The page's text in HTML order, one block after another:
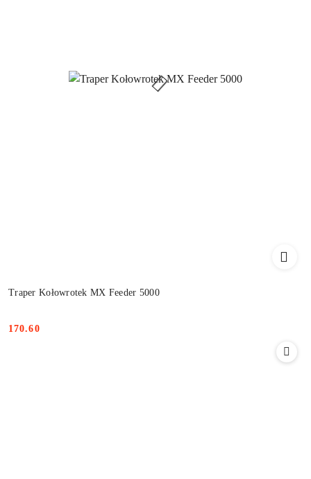
Traper Kołowrotek MX Feeder 5000
Cena:
170.60